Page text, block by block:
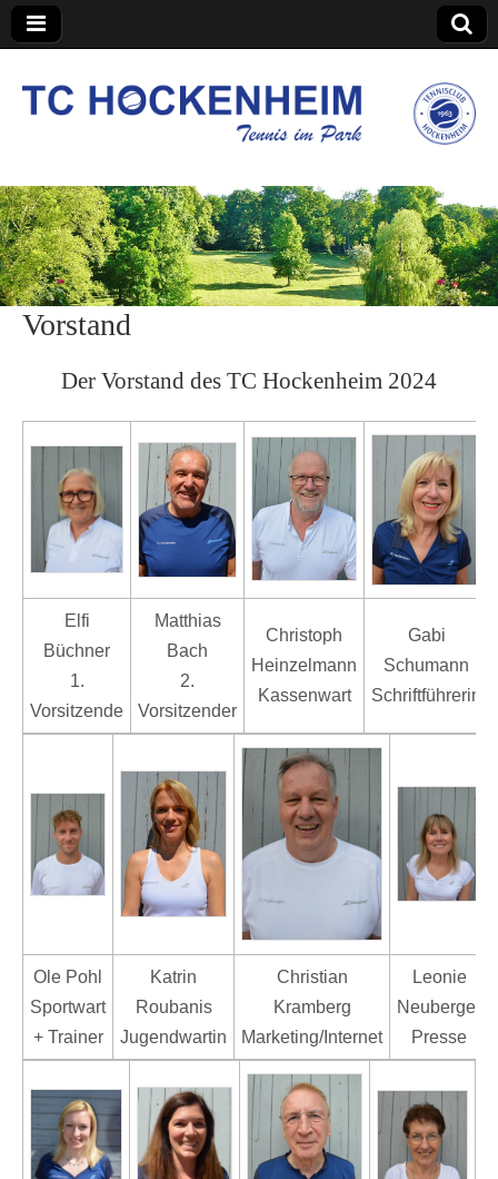
TC Hockenheim
Vorstand
Der Vorstand des TC Hockenheim 2024
Elfi
Büchner
1.
Vorsitzende
Matthias
Bach
2.
Vorsitzender
Christoph
Heinzelmann
Kassenwart
Gabi
Schumann
Schriftführerin
Ole Pohl
Sportwart
+ Trainer
Katrin
Roubanis
Jugendwartin
Christian
Kramberg
Marketing/Internet
Leonie
Neuberger
Presse